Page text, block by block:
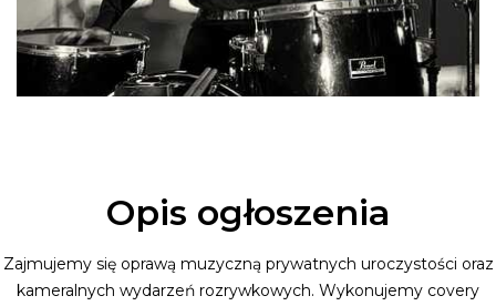
Opis ogłoszenia
Zajmujemy się oprawą muzyczną prywatnych uroczystości oraz
kameralnych wydarzeń rozrywkowych. Wykonujemy covery